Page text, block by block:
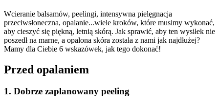
Wcieranie balsamów, peelingi, intensywna pielęgnacja
przeciwsłoneczna, opalanie...wiele kroków, które musimy wykonać,
aby cieszyć się piękną, letnią skórą. Jak sprawić, aby ten wysiłek nie
poszedł na marne, a opalona skóra została z nami jak najdłużej?
Mamy dla Ciebie 6 wskazówek, jak tego dokonać!
Przed opalaniem
1. Dobrze zaplanowany peeling